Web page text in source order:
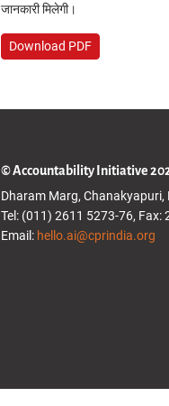
जानकारी मिलेगी।
Download PDF
© Accountability Initiative
Dharam Marg, Chanakyapuri,
Tel: (011) 2611 5273-76, Fax:
Email: hello.ai@cprindia.org